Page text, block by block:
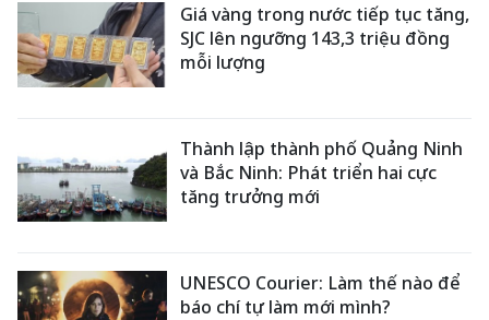
Giá vàng trong nước tiếp tục tăng,
SJC lên ngưỡng 143,3 triệu đồng
mỗi lượng
Thành lập thành phố Quảng Ninh
và Bắc Ninh: Phát triển hai cực
tăng trưởng mới
UNESCO Courier: Làm thế nào để
báo chí tự làm mới mình?